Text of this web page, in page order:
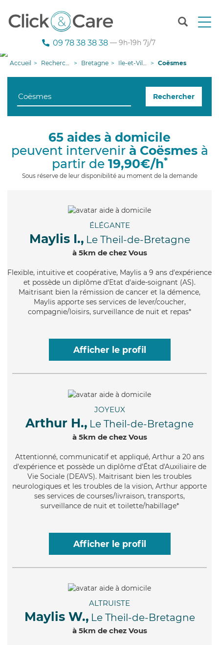
T
n
g
i
09 78 38 38 38 — 9h-19h 7j/7
Accueil Recherche aide à domicile Bretagne Ile-et-Vilaine Coësmes
Rechercher
65 aides à domicile
peuvent intervenir à Coësmesà
partir de 19,90€/h*
Sous réserve de leur disponibilité au moment de la demande
ÉLÉGANTE
Maylis I., Le Theil-de-Bretagne
à 5km de chez Vous
Flexible, intuitive et coopérative, Maylis a 9 ans d'expérience
et possède un diplôme d'Etat d'aide-soignant (AS).
Maitrisant bien la rémission de cancer et la démence,
Maylis apporte ses services de lever/coucher,
compagnie/loisirs, surveillance de nuit et repas*
Afficher le profil
JOYEUX
Arthur H., Le Theil-de-Bretagne
à 5km de chez Vous
Attentionné, communicatif et appliqué, Arthur a 20 ans
d'expérience et possède un diplôme d'État d'Auxiliaire de
Vie Sociale (DEAVS). Maitrisant bien les troubles
neurologiques et les troubles de la vision, Arthur apporte
ses services de courses/livraison, transports,
surveillance de nuit et toilette/habillage*
Afficher le profil
ALTRUISTE
Maylis W., Le Theil-de-Bretagne
à 5km de chez Vous